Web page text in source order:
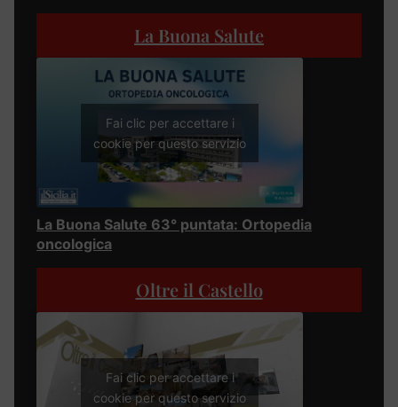
La Buona Salute
Fai clic per accettare i
cookie per questo servizio
La Buona Salute 63° puntata: Ortopedia
oncologica
Oltre il Castello
Fai clic per accettare i
cookie per questo servizio